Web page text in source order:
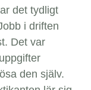
det tydligt
i driften
Det var
den själv.